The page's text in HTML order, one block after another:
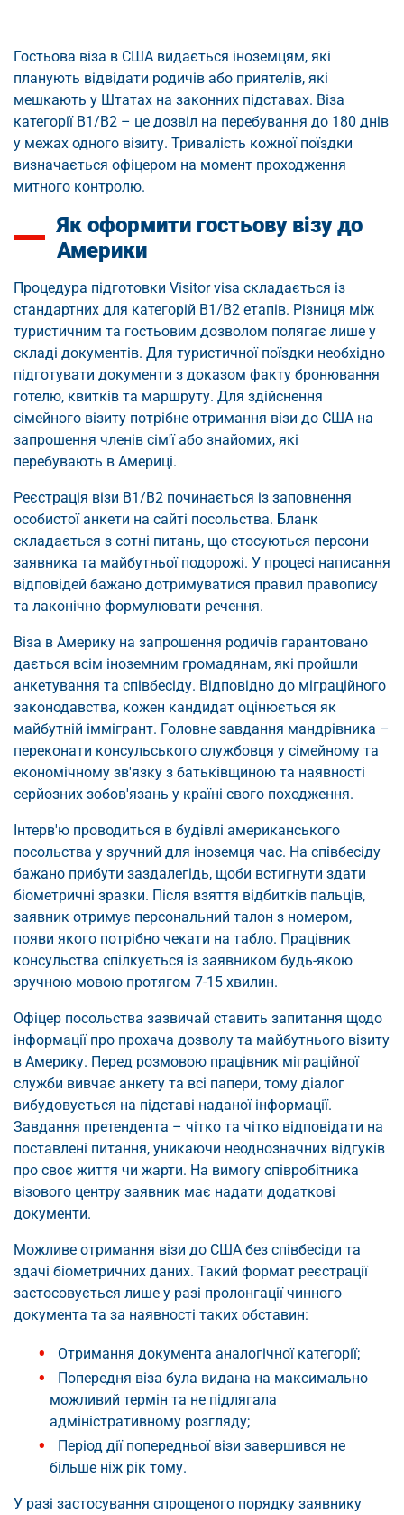
Гостьова віза в США видається іноземцям, які
планують відвідати родичів або приятелів, які
мешкають у Штатах на законних підставах. Віза
категорії B1/B2 – це дозвіл на перебування до 180 днів
у межах одного візиту. Тривалість кожної поїздки
визначається офіцером на момент проходження
митного контролю.
Як оформити гостьову візу до
Америки
Процедура підготовки Visitor visa складається із
стандартних для категорій B1/B2 етапів. Різниця між
туристичним та гостьовим дозволом полягає лише у
складі документів. Для туристичної поїздки необхідно
підготувати документи з доказом факту бронювання
готелю, квитків та маршруту. Для здійснення
сімейного візиту потрібне отримання візи до США на
запрошення членів сім'ї або знайомих, які
перебувають в Америці.
Реєстрація візи B1/B2 починається із заповнення
особистої анкети на сайті посольства. Бланк
складається з сотні питань, що стосуються персони
заявника та майбутньої подорожі. У процесі написання
відповідей бажано дотримуватися правил правопису
та лаконічно формулювати речення.
Віза в Америку на запрошення родичів гарантовано
дається всім іноземним громадянам, які пройшли
анкетування та співбесіду. Відповідно до міграційного
законодавства, кожен кандидат оцінюється як
майбутній іммігрант. Головне завдання мандрівника –
переконати консульського службовця у сімейному та
економічному зв'язку з батьківщиною та наявності
серйозних зобов'язань у країні свого походження.
Інтерв'ю проводиться в будівлі американського
посольства у зручний для іноземця час. На співбесіду
бажано прибути заздалегідь, щоби встигнути здати
біометричні зразки. Після взяття відбитків пальців,
заявник отримує персональний талон з номером,
появи якого потрібно чекати на табло. Працівник
консульства спілкується із заявником будь-якою
зручною мовою протягом 7-15 хвилин.
Офіцер посольства зазвичай ставить запитання щодо
інформації про прохача дозволу та майбутнього візиту
в Америку. Перед розмовою працівник міграційної
служби вивчає анкету та всі папери, тому діалог
вибудовується на підставі наданої інформації.
Завдання претендента – чітко та чітко відповідати на
поставлені питання, уникаючи неоднозначних відгуків
про своє життя чи жарти. На вимогу співробітника
візового центру заявник має надати додаткові
документи.
Можливе отримання візи до США без співбесіди та
здачі біометричних даних. Такий формат реєстрації
застосовується лише у разі пролонгації чинного
документа та за наявності таких обставин:
Отримання документа аналогічної категорії;
Попередня віза була видана на максимально
можливий термін та не підлягала
адміністративному розгляду;
Період дії попередньої візи завершився не
більше ніж рік тому.
У разі застосування спрощеного порядку заявнику